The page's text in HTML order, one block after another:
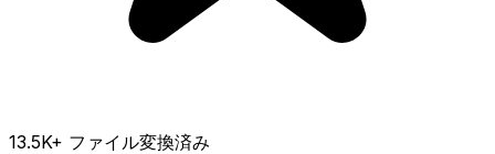
13.5K+ ファイル変換済み